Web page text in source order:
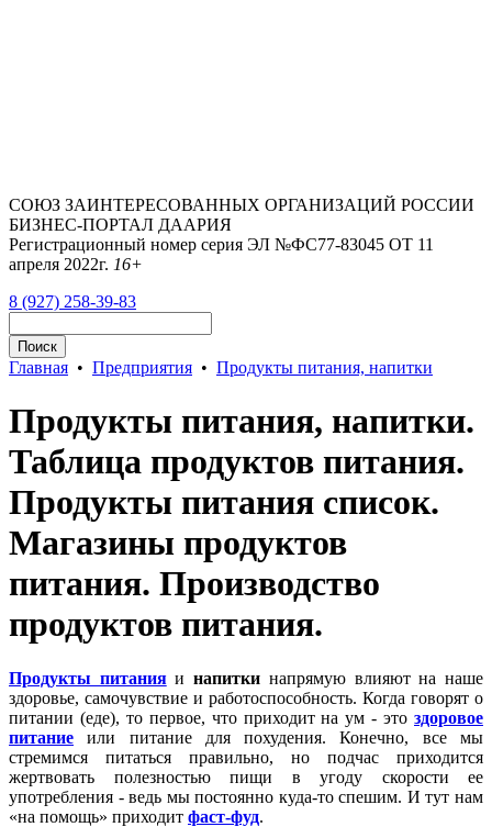
СОЮЗ ЗАИНТЕРЕСОВАННЫХ ОРГАНИЗАЦИЙ РОССИИ
БИЗНЕС-ПОРТАЛ ДААРИЯ
Регистрационный номер серия ЭЛ №ФС77-83045 ОТ 11
апреля 2022г. 16+
8 (927) 258-39-83
Главная • Предприятия • Продукты питания, напитки
Продукты питания, напитки.
Таблица продуктов питания.
Продукты питания список.
Магазины продуктов
питания. Производство
продуктов питания.
Продукты питанияинапитки напрямую влияют на наше
здоровье, самочувствие и работоспособность. Когда говорят о
питании (еде), то первое, что приходит на ум - это здоровое
питание или питание для похудения. Конечно, все мы
стремимся питаться правильно, но подчас приходится
жертвовать полезностью пищи в угоду скорости ее
употребления - ведь мы постоянно куда-то спешим. И тут нам
«на помощь» приходит фаст-фуд.